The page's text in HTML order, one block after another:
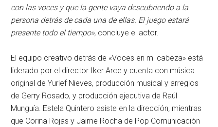
con las voces y que la gente vaya descubriendo a la
persona detrás de cada una de ellas. El juego estará
presente todo el tiempo», concluye el actor.
El equipo creativo detrás de «Voces en mi cabeza» está
liderado por el director Iker Arce y cuenta con música
original de Yurief Nieves, producción musical y arreglos
de Gerry Rosado, y producción ejecutiva de Raúl
Munguía. Estela Quintero asiste en la dirección, mientras
que Corina Rojas y Jaime Rocha de Pop Comunicación